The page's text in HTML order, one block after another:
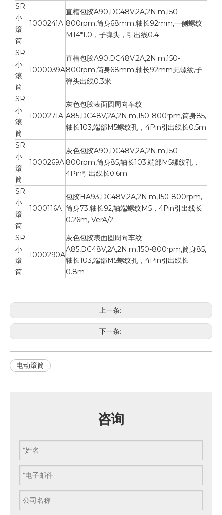
SR
小
滚
筒
1000241A
直槽包胶A90,DC48V,2A,2N.m,150-
800rpm,筒身68mm,轴长92mm,一侧螺纹
M14*1.0，子弹头，引出线0.4
SR
小
滚
筒
1000039A
直槽包胶A90,DC48V,2A,2N.m,150-
800rpm,筒身68mm,轴长92mm无螺纹,子
弹头出线0.3米
SR
小
滚
筒
1000271A
灰色包胶表面圆周向车纹
A85,DC48V,2A,2N.m,150-800rpm,筒身85,
轴长103,端部M5螺纹孔，4Pin引出线长0.5m
SR
小
滚
筒
1000269A
灰色包胶A90,DC48V,2A,2N.m,150-
800rpm,筒身85,轴长103,端部M5螺纹孔，
4Pin引出线长0.6m
SR
小
滚
筒
1000116A
包胶HA93,DC48V,2A,2N.m,150-800rpm,
筒身73,轴长92,轴端螺纹M5，4Pin引出线长
0.26m, VerA/2
SR
小
滚
筒
1000290A
灰色包胶表面圆周向车纹
A85,DC48V,2A,2N.m,150-800rpm,筒身85,
轴长103,端部M5螺纹孔，4Pin引出线长
0.8m
上一条:
下一条:
电动滚筒
咨询